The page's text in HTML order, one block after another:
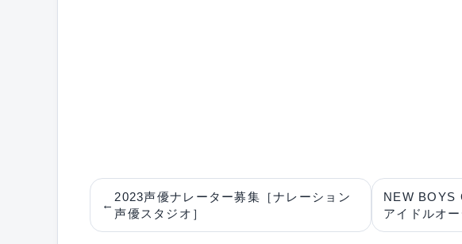
←
2023声優ナレーター募集［ナレーション
声優スタジオ］
NEW BOYS
アイドルオ